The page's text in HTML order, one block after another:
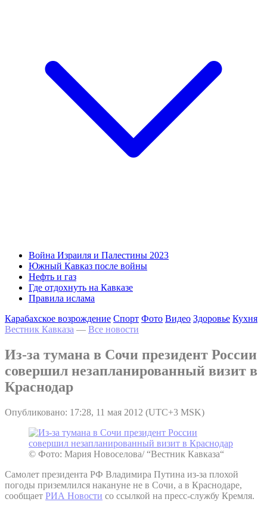
Война Израиля и Палестины 2023
Южный Кавказ после войны
Нефть и газ
Где отдохнуть на Кавказе
Правила ислама
Карабахское возрождение Спорт Фото Видео Здоровье Кухня
Вестник Кавказа — Все новости
Из-за тумана в Сочи президент России
совершил незапланированный визит в
Краснодар
Опубликовано: 17:28, 11 мая 2012 (UTC+3 MSK)
© Фото: Мария Новоселова/ “Вестник Кавказа“
Самолет президента РФ Владимира Путина из-за плохой
погоды приземлился накануне не в Сочи, а в Краснодаре,
сообщает РИА Новости со ссылкой на пресс-службу Кремля.